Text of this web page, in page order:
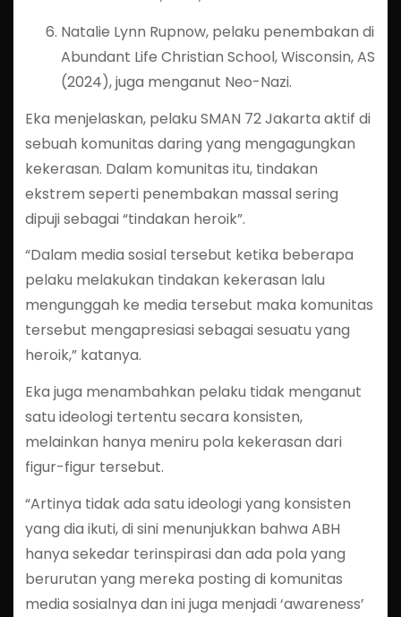
Natalie Lynn Rupnow, pelaku penembakan di
Abundant Life Christian School, Wisconsin, AS
(2024), juga menganut Neo-Nazi.
Eka menjelaskan, pelaku SMAN 72 Jakarta aktif di
sebuah komunitas daring yang mengagungkan
kekerasan. Dalam komunitas itu, tindakan
ekstrem seperti penembakan massal sering
dipuji sebagai “tindakan heroik”.
“Dalam media sosial tersebut ketika beberapa
pelaku melakukan tindakan kekerasan lalu
mengunggah ke media tersebut maka komunitas
tersebut mengapresiasi sebagai sesuatu yang
heroik,” katanya.
Eka juga menambahkan pelaku tidak menganut
satu ideologi tertentu secara konsisten,
melainkan hanya meniru pola kekerasan dari
figur-figur tersebut.
“Artinya tidak ada satu ideologi yang konsisten
yang dia ikuti, di sini menunjukkan bahwa ABH
hanya sekedar terinspirasi dan ada pola yang
berurutan yang mereka posting di komunitas
media sosialnya dan ini juga menjadi ‘awareness’